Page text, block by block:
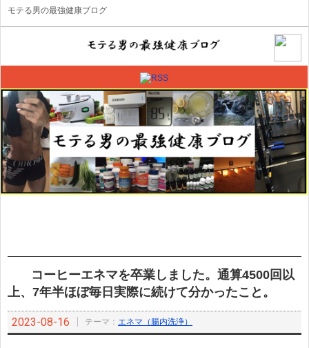
モテる男の最強健康ブログ
コーヒーエネマを卒業しました。通算4500回以
上、7年半ほぼ毎日実際に続けて分かったこと。
2023-08-16 テーマ： エネマ（腸内洗浄）